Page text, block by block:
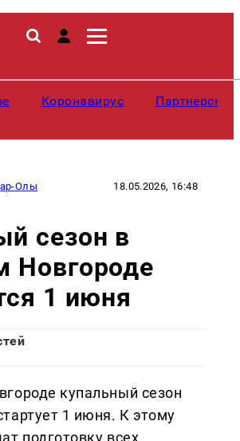
Коронавирус
Олы 18.05.2026, 16:48
сезон в
Новгороде
1 июня
купальный сезон
1 июня. К этому
подготовку всех